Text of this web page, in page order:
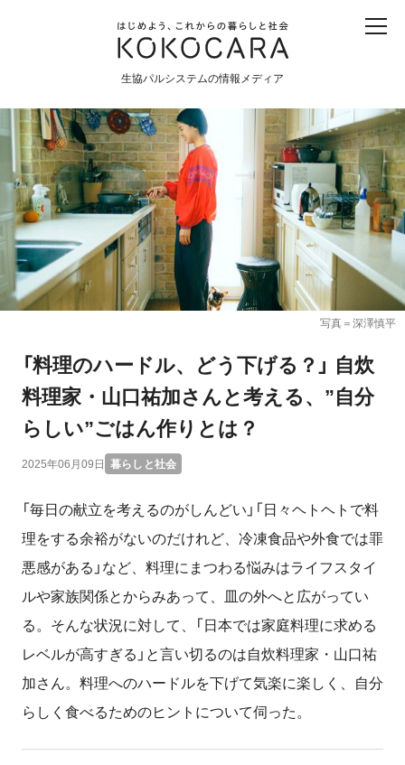
生協パルシステムの情報メディア
産直 食育 食べる 震災
食と農
暮らしと社会
環境と平和
生協の宅配パルシステム
写真＝深澤慎平
「料理のハードル、どう下げる？」 自炊
料理家・山口祐加さんと考える、”自分
らしい”ごはん作りとは？
2025年06月09日 暮らしと社会
「毎日の献立を考えるのがしんどい」「日々ヘトヘトで料
理をする余裕がないのだけれど、冷凍食品や外食では罪
悪感がある」など、料理にまつわる悩みはライフスタイ
ルや家族関係とからみあって、皿の外へと広がってい
る。そんな状況に対して、「日本では家庭料理に求める
レベルが高すぎる」と言い切るのは自炊料理家・山口祐
加さん。料理へのハードルを下げて気楽に楽しく、自分
らしく食べるためのヒントについて伺った。